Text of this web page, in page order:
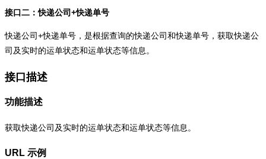
接口二：快递公司+快递单号
快递公司+快递单号，是根据查询的快递公司和快递单号，获取快递公
司及实时的运单状态和运单状态等信息。
接口描述
功能描述
获取快递公司及实时的运单状态和运单状态等信息。
URL 示例